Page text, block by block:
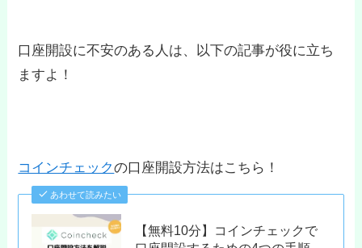
口座開設に不安のある人は、以下の記事が役に立ち
ますよ！
コインチェックの口座開設方法はこちら！
あわせて読みたい
【無料10分】コインチェックで